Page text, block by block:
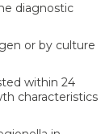
diagnostic
or by culture
within 24
characteristics